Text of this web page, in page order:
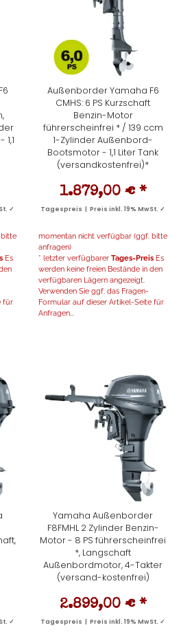
✓
Es
für
Außenborder Yamaha F6
CMHS: 6 PS Kurzschaft
Benzin-Motor
führerscheinfrei * / 139 ccm
1-Zylinder Außenbord-
Bootsmotor - 1,1 Liter Tank
(versandkostenfrei)*
1.879,00 € *
Tagespreis | Preis inkl. 19% MwSt. ✓
momentan nicht verfügbar (ggf. bitte
anfragen)
* letzter verfügbarer Tages-Preis Es
werden keine freien Bestände in den
verfügbaren Lägern angezeigt.
Verwenden Sie ggf. das Fragen-
Formular auf dieser Artikel-Seite für
Anfragen...
✓
Yamaha Außenborder
F8FMHL 2 Zylinder Benzin-
Motor - 8 PS führerscheinfrei
*, Langschaft
Außenbordmotor, 4-Takter
(versand-kostenfrei)
2.899,00 € *
Tagespreis | Preis inkl. 19% MwSt. ✓